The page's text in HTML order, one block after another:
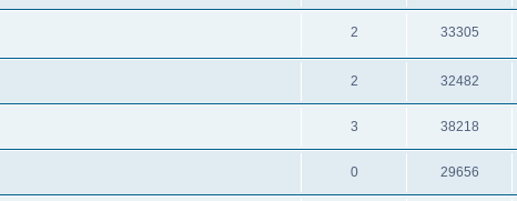
2 33305
2 32482
3 38218
0 29656